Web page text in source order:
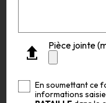
Pièce jointe
En soumettant ce
informations